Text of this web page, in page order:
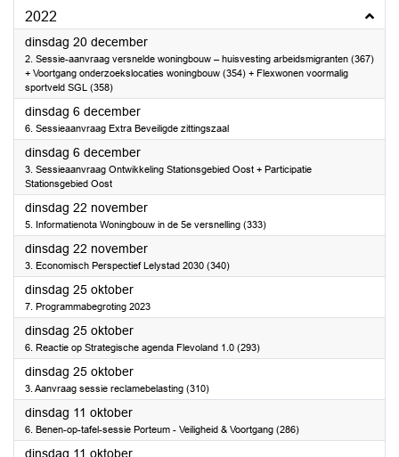
2022
dinsdag 20 december2022
2. Sessie-aanvraag versnelde woningbouw – huisvesting arbeidsmigranten (367)
+ Voortgang onderzoekslocaties woningbouw (354) + Flexwonen voormalig
sportveld SGL (358)
dinsdag 6 december2022
6. Sessieaanvraag Extra Beveiligde zittingszaal
dinsdag 6 december2022
3. Sessieaanvraag Ontwikkeling Stationsgebied Oost + Participatie
Stationsgebied Oost
dinsdag 22 november2022
5. Informatienota Woningbouw in de 5e versnelling (333)
dinsdag 22 november2022
3. Economisch Perspectief Lelystad 2030 (340)
dinsdag 25 oktober2022
7. Programmabegroting 2023
dinsdag 25 oktober2022
6. Reactie op Strategische agenda Flevoland 1.0 (293)
dinsdag 25 oktober2022
3. Aanvraag sessie reclamebelasting (310)
dinsdag 11 oktober2022
6. Benen-op-tafel-sessie Porteum - Veiligheid & Voortgang (286)
dinsdag 11 oktober2022